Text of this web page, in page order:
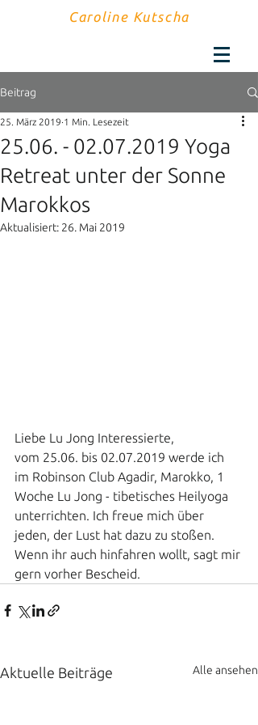
Caroline Kutscha
Beitrag
25.06. - 02.07.2019 Yoga
Retreat unter der Sonne
Marokkos
25. März 2019 1 Min. Lesezeit
Aktualisiert: 26. Mai 2019
Liebe Lu Jong Interessierte,
vom 25.06. bis 02.07.2019 werde ich
im Robinson Club Agadir, Marokko, 1
Woche Lu Jong - tibetisches Heilyoga
unterrichten. Ich freue mich über
jeden, der Lust hat dazu zu stoßen.
Wenn ihr auch hinfahren wollt, sagt mir
gern vorher Bescheid.
Aktuelle Beiträge Alle ansehen